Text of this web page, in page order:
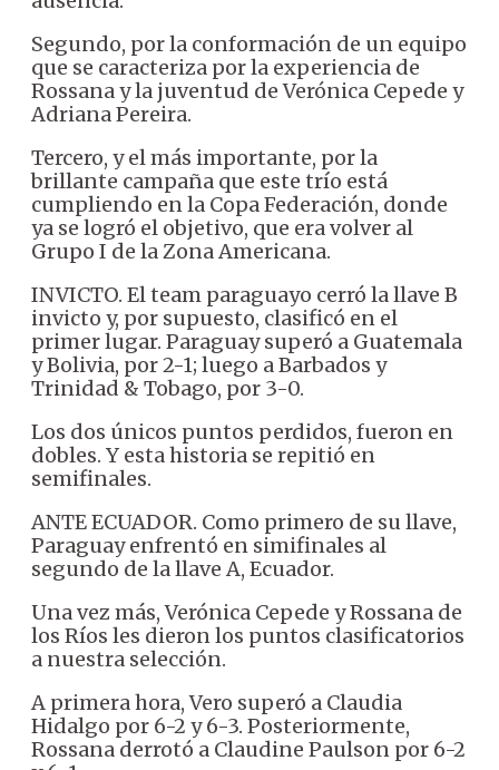
Segundo, por la conformación de un equipo
que se caracteriza por la experiencia de
Rossana y la juventud de Verónica Cepede y
Adriana Pereira.
Tercero, y el más importante, por la
brillante campaña que este trío está
cumpliendo en la Copa Federación, donde
ya se logró el objetivo, que era volver al
Grupo I de la Zona Americana.
INVICTO. El team paraguayo cerró la llave B
invicto y, por supuesto, clasificó en el
primer lugar. Paraguay superó a Guatemala
y Bolivia, por 2-1; luego a Barbados y
Trinidad & Tobago, por 3-0.
Los dos únicos puntos perdidos, fueron en
dobles. Y esta historia se repitió en
semifinales.
ANTE ECUADOR. Como primero de su llave,
Paraguay enfrentó en simifinales al
segundo de la llave A, Ecuador.
Una vez más, Verónica Cepede y Rossana de
los Ríos les dieron los puntos clasificatorios
a nuestra selección.
A primera hora, Vero superó a Claudia
Hidalgo por 6-2 y 6-3. Posteriormente,
Rossana derrotó a Claudine Paulson por 6-2